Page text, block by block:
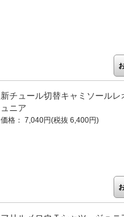
新チュール切替キャミソール
ュニア
価格： 7,040円(税抜 6,400円)